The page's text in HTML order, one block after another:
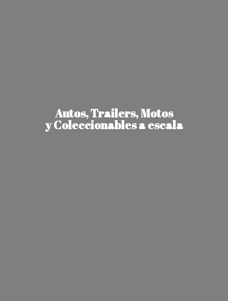
Autos, Trailers, Motos
y Coleccionablesa escala